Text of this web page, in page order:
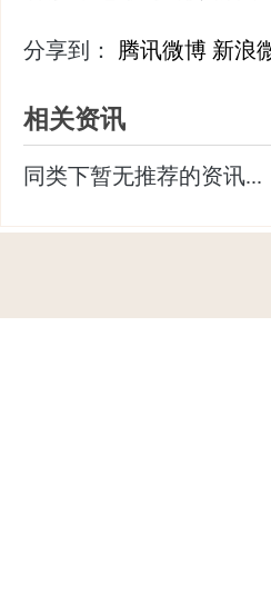
分享到： 腾讯微博 新浪
相关资讯
同类下暂无推荐的资讯...